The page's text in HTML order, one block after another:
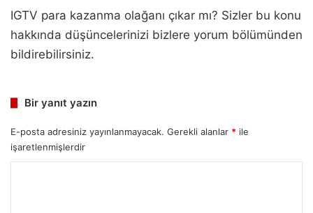
IGTV para kazanma olağanı çıkar mı? Sizler bu konu
hakkında düşüncelerinizi bizlere yorum bölümünden
bildirebilirsiniz.
Bir yanıt yazın
E-posta adresiniz yayınlanmayacak. Gerekli alanlar * ile
işaretlenmişlerdir